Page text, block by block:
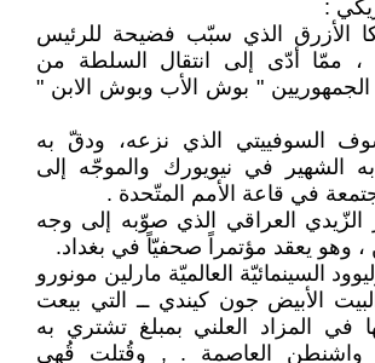
:
الأزرق الذي سبّب فضيحة للرئيس
، ممّا أدّى إلى انتقال السلطة من
الجمهوريين " بوش الأب وبوش الابن "
السوفييتي الذي نزعه، ودقّ به
الشهير في نيويورك والموجّه إلى
في قاعة الأمم المتّحدة .
الزّيدي العراقي الذي صوّبه إلى وجه
، وهو يعقد مؤتمراً صحفيّاً في بغداد.
السينمائيّة العالميّة مارلين مونورو
الأبيض جون كيندي ــ التي بيعت
في المزاد العلني بمبلغ تشتري به
العاصمة . , وقُتلت قُهي